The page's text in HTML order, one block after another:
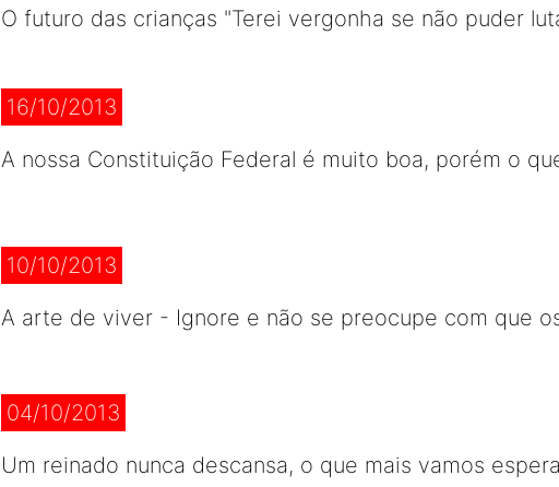
O futuro das crianças "Terei vergonha se não puder
16/10/2013
A nossa Constituição Federal é muito boa, porém o
10/10/2013
A arte de viver - Ignore e não se preocupe com que
04/10/2013
Um reinado nunca descansa, o que mais vamos